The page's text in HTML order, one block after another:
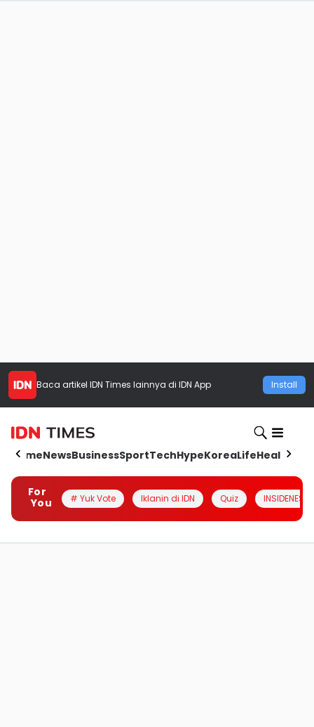
Baca artikel IDN Times lainnya di IDN App Install
HomeNewsBusinessSportTechHypeKoreaLifeHealth
For
You
# Yuk Vote Iklanin di IDN Quiz INSIDENESIA